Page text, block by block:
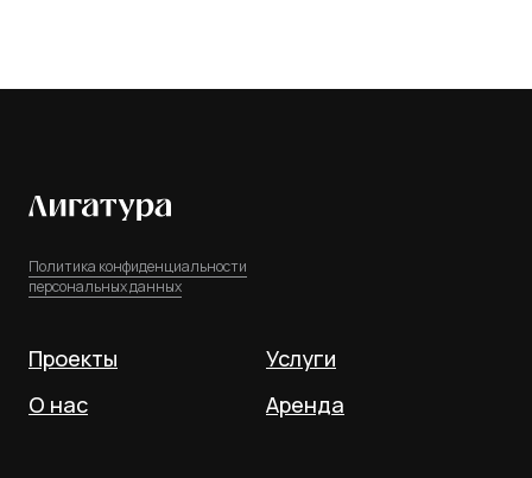
Политика конфиденциальности
персональных данных
Проекты
О нас
Услуги
Аренда